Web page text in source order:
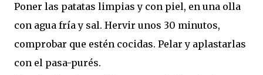
Poner las patatas limpias y con piel, en una olla
con agua fría y sal. Hervir unos 30 minutos,
comprobar que estén cocidas. Pelar y aplastarlas
con el pasa-purés.